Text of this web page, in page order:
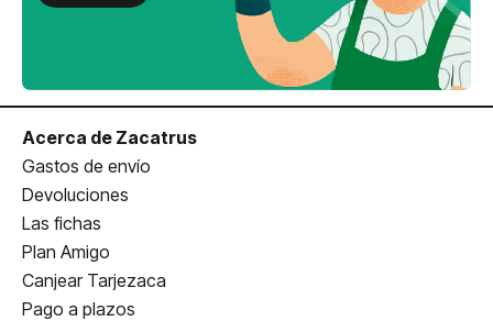
Acerca de Zacatrus
Gastos de envío
Devoluciones
Las fichas
Plan Amigo
Canjear Tarjezaca
Pago a plazos